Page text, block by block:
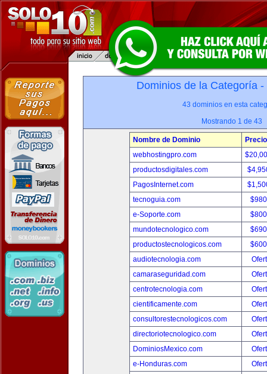
Dominios de la Categoría -
43 dominios en esta
Mostrando 1 de 43
Nombre de Dominio
Precio
webhostingpro.com
productosdigitales.com
PagosInternet.com
tecnoguia.com
e-Soporte.com
mundotecnologico.com
productostecnologicos.com
audiotecnologia.com
camaraseguridad.com
centrotecnologia.com
cientificamente.com
consultorestecnologicos.com
directoriotecnologico.com
DominiosMexico.com
e-Honduras.com